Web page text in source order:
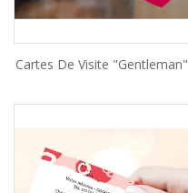
Cartes De Visite "Gentleman"